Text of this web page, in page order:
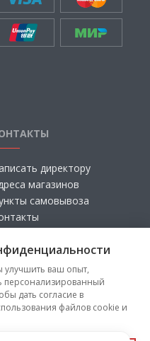
директору
магазинов
самовывоза
— Все права защищены
ваш опыт,
персонализированный
дать согласие в
файлов cookie и